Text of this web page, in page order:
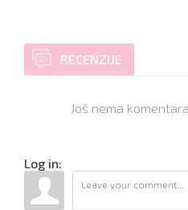
RECENZIJE
Još nema
Log in: